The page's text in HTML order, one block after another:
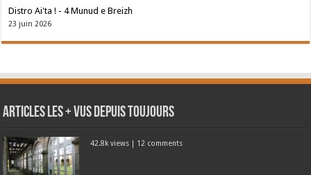
Distro Ai'ta ! - 4 Munud e Breizh
23 juin 2026
Articles les + vus depuis toujours
42.8k views | 12 comments